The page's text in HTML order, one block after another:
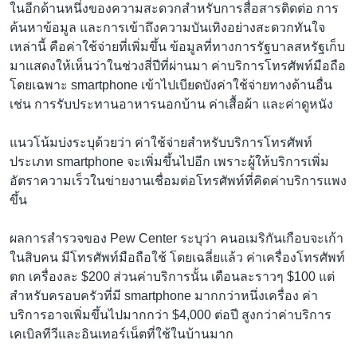
ในอีกด้านหนึ่งของความสะดวกสำหรับการสื่อสารติดต่อ การ
ค้นหาข้อมูล และการเข้าถึงความบันเทิงอย่างสะดวกทันใจ
เหล่านี้ คือค่าใช้จ่ายที่เพิ่มขึ้น ข้อมูลที่ทางการรัฐบาลสหรัฐเก็บ
มาแสดงให้เห็นว่าในช่วงสี่ปีที่ผ่านมา ค่าบริการโทรศัพท์มือถือ
โดยเฉพาะ smartphone เข้าไปเบียดบังค่าใช้จ่ายทางด้านอื่น
เช่น การรับประทานอาหารนอกบ้าน ค่าเสื้อผ้า และค่าดูหนัง
แนวโน้มบ่งระบุด้วยว่า ค่าใช้จ่ายสำหรับบริการโทรศัพท์
ประเภท smartphone จะเพิ่มขึ้นไปอีก เพราะผู้ให้บริการเพิ่ม
อัตราความเร็วในข่ายงานเชื่อมต่อโทรศัพท์ที่คิดค่าบริการแพง
ขึ้น
ผลการสำรวจของ Pew Center ระบุว่า คนอเมริกันเกือบจะเก้า
ในสิบคน มีโทรศัพท์มือถือใช้ โดยเฉลี่ยแล้ว ค่าเครื่องโทรศัพท์
ตก เครื่องละ $200 ส่วนค่าบริการนั้น เดือนละราวๆ $100 แต่
สำหรับครอบครัวที่มี smartphone มากกว่าหนึ่งเครื่อง ค่า
บริการอาจเพิ่มขึ้นไปมากกว่า $4,000 ต่อปี สูงกว่าค่าบริการ
เคเบิลทีวีและอินเทอร์เน็ตที่ใช้ในบ้านมาก